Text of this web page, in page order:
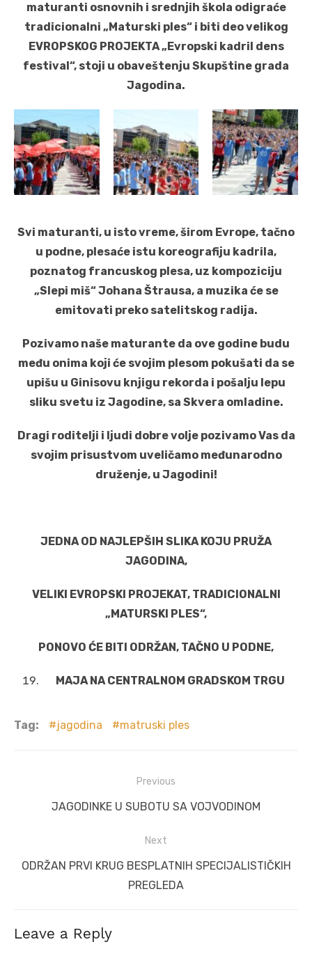
maturanti osnovnih i srednjih škola odigraće
tradicionalni „Maturski ples“ i biti deo velikog
EVROPSKOG PROJEKTA „Evropski kadril dens
festival“, stoji u obaveštenju Skupštine grada
Jagodina.
Svi maturanti, u isto vreme, širom Evrope, tačno
u podne, plesaće istu koreografiju kadrila,
poznatog francuskog plesa, uz kompoziciju
„Slepi miš“ Johana Štrausa, a muzika će se
emitovati preko satelitskog radija.
Pozivamo naše maturante da ove godine budu
među onima koji će svojim plesom pokušati da se
upišu u Ginisovu knjigu rekorda i pošalju lepu
sliku svetu iz Jagodine, sa Skvera omladine.
Dragi roditelji i ljudi dobre volje pozivamo Vas da
svojim prisustvom uveličamo međunarodno
druženje, u Jagodini!
JEDNA OD NAJLEPŠIH SLIKA KOJU PRUŽA
JAGODINA,
VELIKI EVROPSKI PROJEKAT, TRADICIONALNI
„MATURSKI PLES“,
PONOVO ĆE BITI ODRŽAN, TAČNO U PODNE,
MAJA NA CENTRALNOM GRADSKOM TRGU
Tag: jagodina matruski ples
navigation
Previous
Previous
JAGODINKE U SUBOTU SA VOJVODINOM
Next
Next
ODRŽAN PRVI KRUG BESPLATNIH SPECIJALISTIČKIH
PREGLEDA
Leave a Reply